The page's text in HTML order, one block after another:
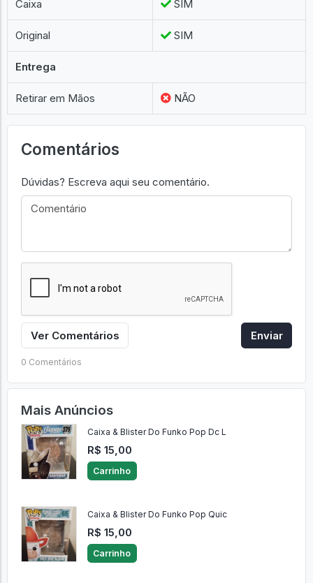
Caixa SIM
Original SIM
Entrega
Retirar em Mãos NÃO
Comentários
Dúvidas? Escreva aqui seu comentário.
Ver Comentários Enviar
0 Comentários
Mais Anúncios
Caixa & Blister Do Funko Pop Dc L
R$ 15,00
Carrinho
Caixa & Blister Do Funko Pop Quic
R$ 15,00
Carrinho